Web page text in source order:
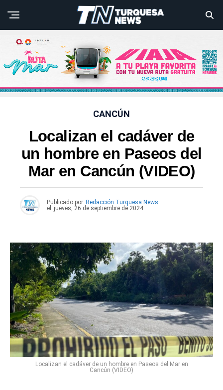
CANCÚN
Localizan el cadáver de
un hombre en Paseos del
Mar en Cancún (VIDEO)
Publicado por Redacción Turquesa News
el
jueves, 26 de septiembre de 2024
Localizan el cadáver de un hombre en Paseos del Mar en
Cancún (VIDEO)